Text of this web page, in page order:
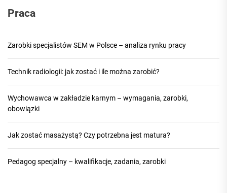
Praca
Zarobki specjalistów SEM w Polsce – analiza rynku pracy
Technik radiologii: jak zostać i ile można zarobić?
Wychowawca w zakładzie karnym – wymagania, zarobki,
obowiązki
Jak zostać masażystą? Czy potrzebna jest matura?
Pedagog specjalny – kwalifikacje, zadania, zarobki